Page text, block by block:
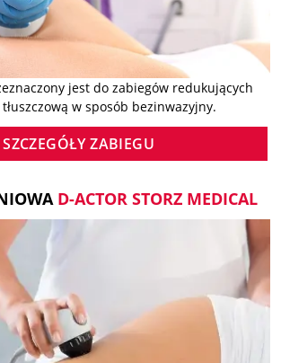
jest do zabiegów redukujących
w sposób bezinwazyjny.
SZCZEGÓŁY ZABIEGU
D-ACTOR STORZ MEDICAL